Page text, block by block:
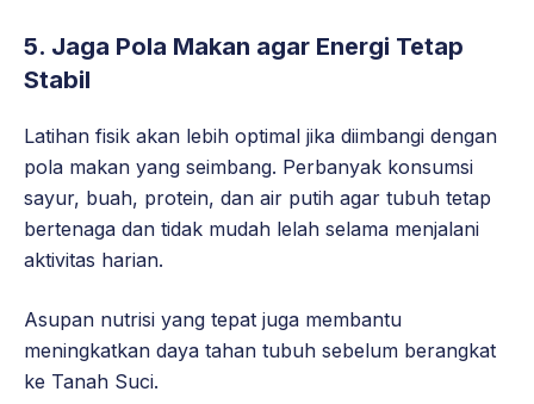
5. Jaga Pola Makan agar Energi Tetap
Stabil
Latihan fisik akan lebih optimal jika diimbangi dengan
pola makan yang seimbang. Perbanyak konsumsi
sayur, buah, protein, dan air putih agar tubuh tetap
bertenaga dan tidak mudah lelah selama menjalani
aktivitas harian.
Asupan nutrisi yang tepat juga membantu
meningkatkan daya tahan tubuh sebelum berangkat
ke Tanah Suci.